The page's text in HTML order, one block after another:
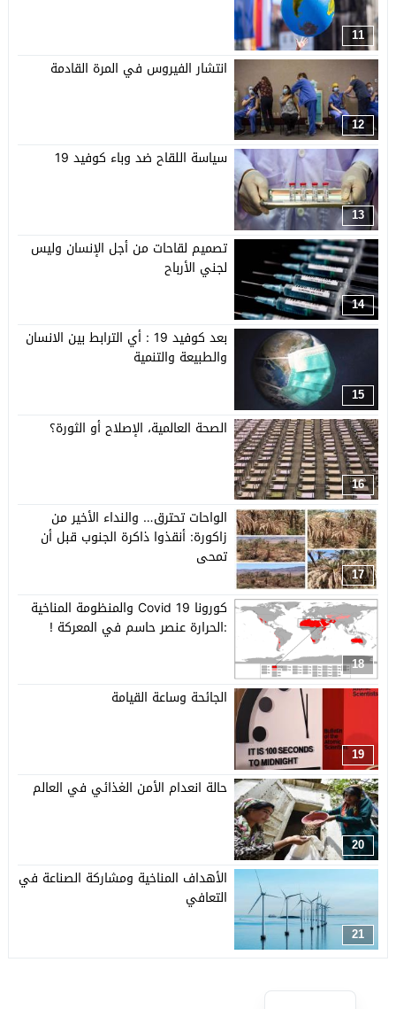
11
12
انتشار الفيروس في المرة القادمة
13
سياسة اللقاح ضد وباء كوفيد 19
14
تصميم لقاحات من أجل الإنسان وليس
لجني الأرباح
15
بعد كوفيد 19 : أي الترابط بين الانسان
والطبيعة والتنمية
16
الصحة العالمية، الإصلاح أو الثورة؟
17
الواحات تحترق… والنداء الأخير من
زاكورة: أنقذوا ذاكرة الجنوب قبل أن
تمحى
18
كورونا Covid 19 والمنظومة المناخية
:الحرارة عنصر حاسم في المعركة !
19
الجائحة وساعة القيامة
20
حالة انعدام الأمن الغذائي في العالم
21
الأهداف المناخية ومشاركة الصناعة في
التعافي